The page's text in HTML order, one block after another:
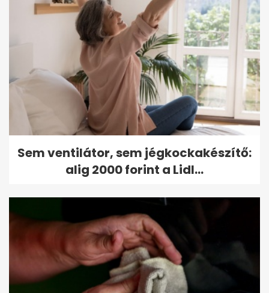
Sem ventilátor, sem jégkockakészítő:
alig 2000 forint a Lidl...